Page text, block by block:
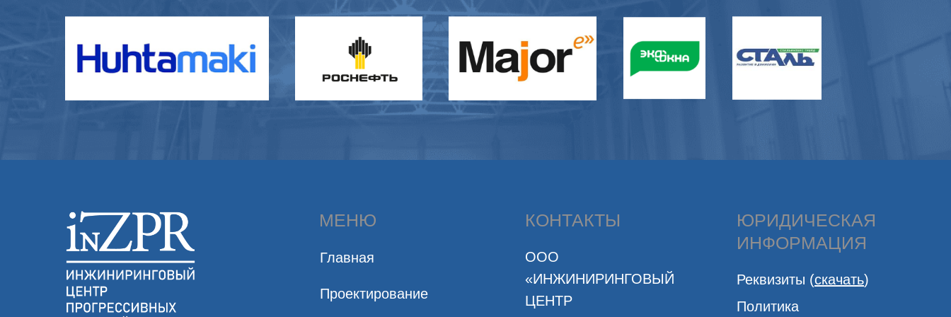
МЕНЮ
Главная
Проектирование
КОНТАКТЫ
ООО
«ИНЖИНИРИНГОВЫЙ
ЦЕНТР
Политика
Реквизиты (скачать)
ЮРИДИЧЕСКАЯ
ИНФОРМАЦИЯ